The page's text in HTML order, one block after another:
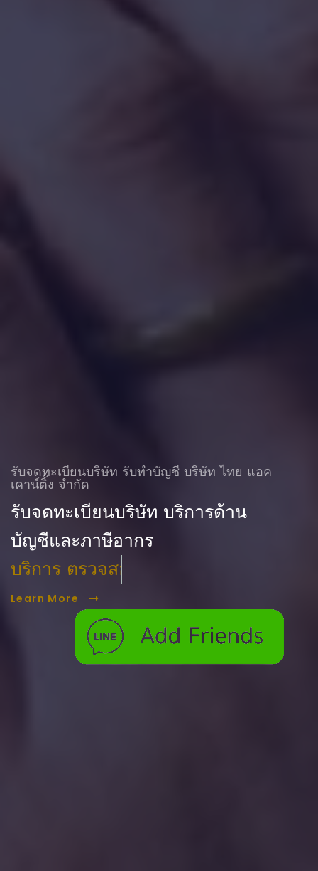
รับจดทะเบียนบริษัท รับทําบัญชี บริษัท ไทย แอค
เคาน์ติ้ง จำกัด
รับจดทะเบียนบริษัท บริการด้าน
บัญชีและภาษีอากร
บริการ ตรวจสอบบัญชี
Learn More